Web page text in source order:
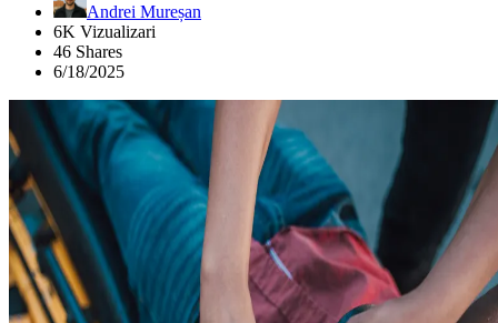
Andrei Mureșan
6K Vizualizari
46 Shares
6/18/2025